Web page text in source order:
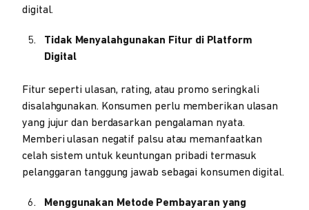
digital.
Tidak Menyalahgunakan Fitur di Platform
Digital
Fitur seperti ulasan, rating, atau promo seringkali
disalahgunakan. Konsumen perlu memberikan ulasan
yang jujur dan berdasarkan pengalaman nyata.
Memberi ulasan negatif palsu atau memanfaatkan
celah sistem untuk keuntungan pribadi termasuk
pelanggaran tanggung jawab sebagai konsumen digital.
Menggunakan Metode Pembayaran yang